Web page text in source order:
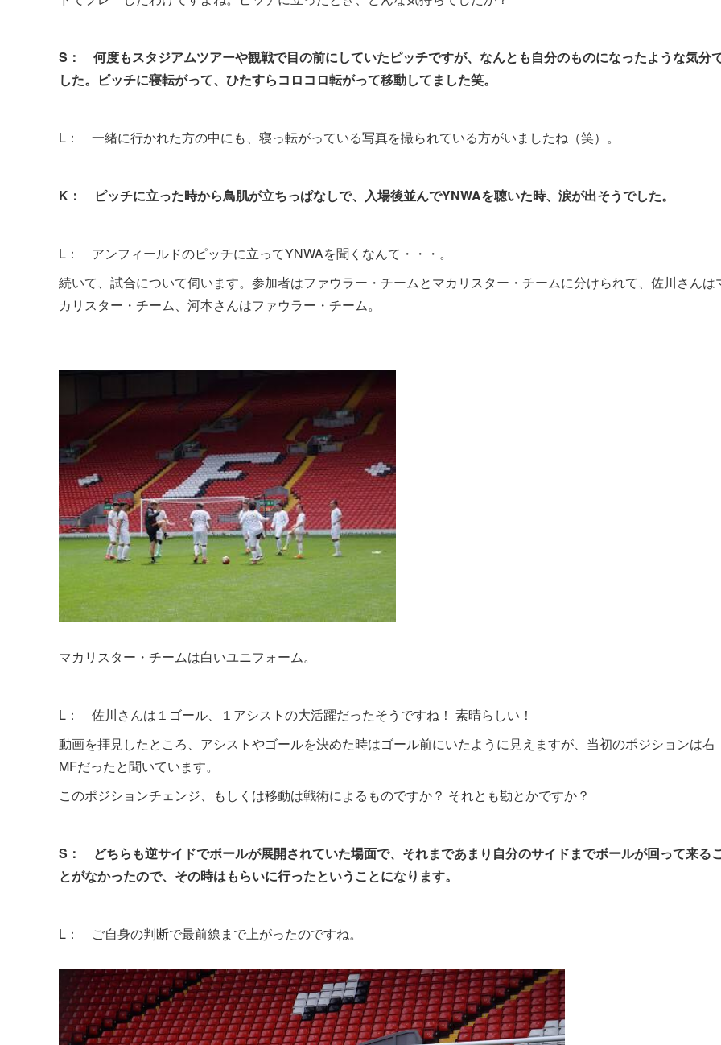
S：
何度もスタジアムツアーや観戦で目の前にしていたピッチですが、なんとも自分のものになったような気分
した。ピッチに寝転がって、ひたすらコロコロ転がって移動してました笑。
L： 一緒に行かれた方の中にも、寝っ転がっている写真を撮られている方がいましたね（笑）。
K： ピッチに立った時から鳥肌が立ちっぱなしで、入場後並んでYNWAを聴いた時、涙が出そうでした。
L： アンフィールドのピッチに立ってYNWAを聞くなんて・・・。
続いて、試合について伺います。参加者はファウラー・チームとマカリスター・チームに分けられて、佐川さんは
カリスター・チーム、河本さんはファウラー・チーム。
マカリスター・チームは白いユニフォーム。
L： 佐川さんは１ゴール、１アシストの大活躍だったそうですね！ 素晴らしい！
動画を拝見したところ、アシストやゴールを決めた時はゴール前にいたように見えますが、当初のポジションは右
MFだったと聞いています。
このポジションチェンジ、もしくは移動は戦術によるものですか？ それとも勘とかですか？
S： どちらも逆サイドでボールが展開されていた場面で、それまであまり自分のサイドまでボールが回って来るこ
とがなかったので、その時はもらいに行ったということになります。
L： ご自身の判断で最前線まで上がったのですね。